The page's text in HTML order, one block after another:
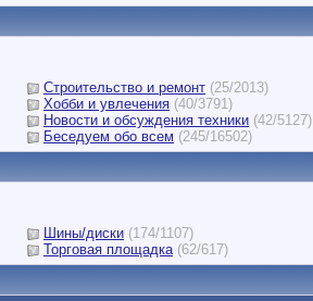
Строительство и ремонт (25/2013)
Хобби и увлечения (40/3791)
Новости и обсуждения техники (42/5127)
Беседуем обо всем (245/16502)
Шины/диски (174/1107)
Торговая площадка(62/617)